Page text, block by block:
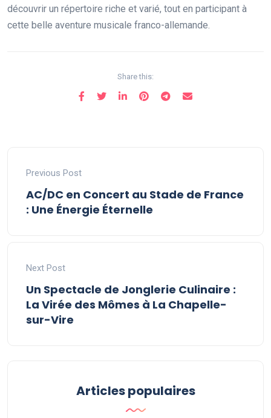
découvrir un répertoire riche et varié, tout en participant à
cette belle aventure musicale franco-allemande.
Share this:
Previous Post
AC/DC en Concert au Stade de France
: Une Énergie Éternelle
Next Post
Un Spectacle de Jonglerie Culinaire :
La Virée des Mômes à La Chapelle-
sur-Vire
Articles populaires